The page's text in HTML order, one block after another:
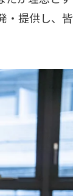
・提供し、皆